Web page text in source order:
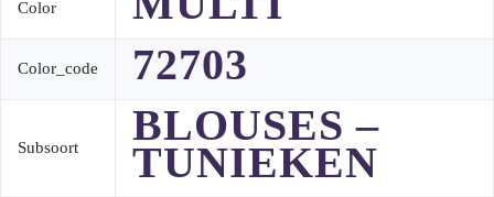
Color
Color_code 72703
Subsoort BLOUSES –
TUNIEKEN